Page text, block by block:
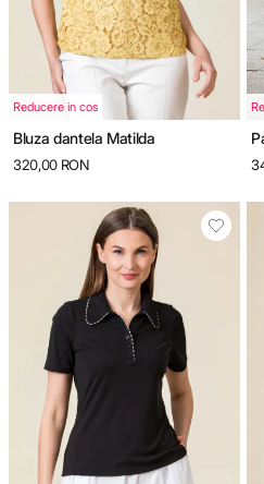
Reducere in cos
Bluza dantela Matilda
320,00 RON
GARDEROBA DE VACANȚĂ
TOTUL DE LA -50%
TOTUL DE LA -30% LA -65%